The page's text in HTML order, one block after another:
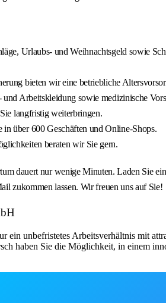
Urlaubs- und Weihnachtsgeld sowie
bieten wir eine betriebliche
Arbeitskleidung sowie medizinische
langfristig weiterbringen.
über 600 Geschäften und Online-Shops.
beraten wir Sie gern.
nur wenige Minuten. Laden Sie
zukommen lassen. Wir freuen uns auf Sie!
ein unbefristetes Arbeitsverhältnis mit
haben Sie die Möglichkeit, in einem